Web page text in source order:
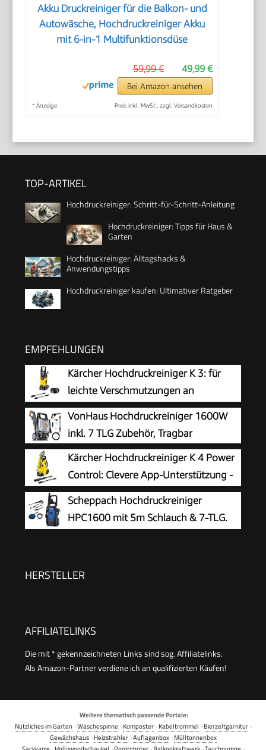
Akku Druckreiniger für die Balkon- und
Autowäsche, Hochdruckreiniger Akku
mit 6-in-1 Multifunktionsdüse
49,99 €
59,99 €
Bei Amazon ansehen
* Anzeige Preis inkl. MwSt., zzgl. Versandkosten
TOP-ARTIKEL
Hochdruckreiniger: Schritt-für-Schritt-Anleitung
Hochdruckreiniger: Tipps für Haus &
Garten
Hochdruckreiniger: Alltagshacks &
Anwendungstipps
Hochdruckreiniger kaufen: Ultimativer Ratgeber
EMPFEHLUNGEN
Kärcher Hochdruckreiniger K 3: für
leichte Verschmutzungen an
Fahrrädern, Gartenzäunen,
Motorrädern & Co. Flächenleistung 25 m²/h. Mit
Pistole, 6 m Hochdruckschlauch und Vario
Power-Strahlrohr Gelb
VonHaus Hochdruckreiniger 1600W
inkl. 7 TLG Zubehör, Tragbar
Kärcher Hochdruckreiniger K 4 Power
Control: Clevere App-Unterstützung -
die passende Lösung für stärkere
Verschmutzungen
Scheppach Hochdruckreiniger
HPC1600 mit 5m Schlauch & 7-TLG.
Aluminiumpumpe, Selbstansaugfunktion &
HERSTELLER
AFFILIATELINKS
Die mit * gekennzeichneten Links sind sog. Affiliatelinks.
Als Amazon-Partner verdiene ich an qualifizierten Käufen!
Weitere thematisch passende Portale:
Nützliches im Garten·Wäschespinne ·Komposter·Kabeltrommel ·Bierzeltgarnitur·
Gewächshaus·Heizstrahler·Auflagenbox·Mülltonnenbox